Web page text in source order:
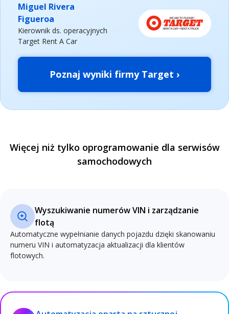
Miguel Rivera
Figueroa
Kierownik ds. operacyjnych
Target Rent A Car
Poznaj wyniki firmy Target ›
Więcej niż tylko oprogramowanie dla serwisów
samochodowych
Wyszukiwanie numerów VIN i zarządzanie
flotą
Automatyczne wypełnianie danych pojazdu dzięki skanowaniu
numeru VIN i automatyzacja aktualizacji dla klientów
flotowych.